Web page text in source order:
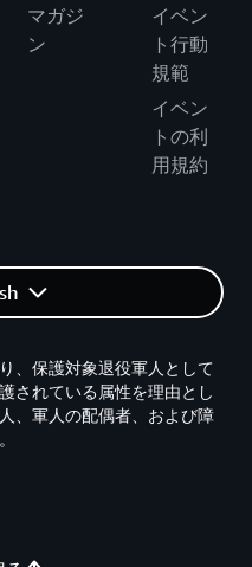
マガジ
ン
イベン
ト行動
規範
イベン
トの利
用規約
、保護対象退役軍人として
されている属性を理由とし
、軍人の配偶者、および障